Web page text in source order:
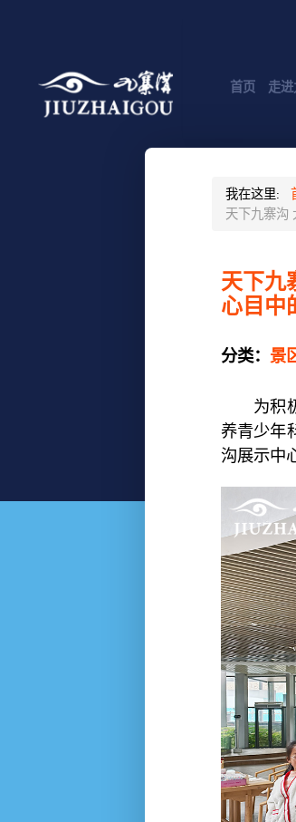
首页 走
我在这里:
天下九寨沟
天下九
心目中
分类： 景
为积极
养青少年
沟展示中